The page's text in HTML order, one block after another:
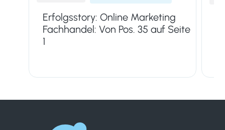
Erfolgsstory: Online Marketing
Fachhandel: Von Pos. 35 auf Seite
1